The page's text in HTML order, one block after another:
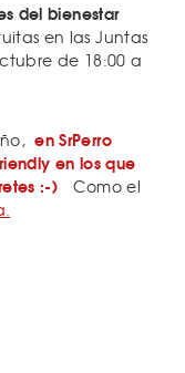
del bienestar
en las Juntas
de 18:00 a
en SrPerro
en los que
:-)
Como el